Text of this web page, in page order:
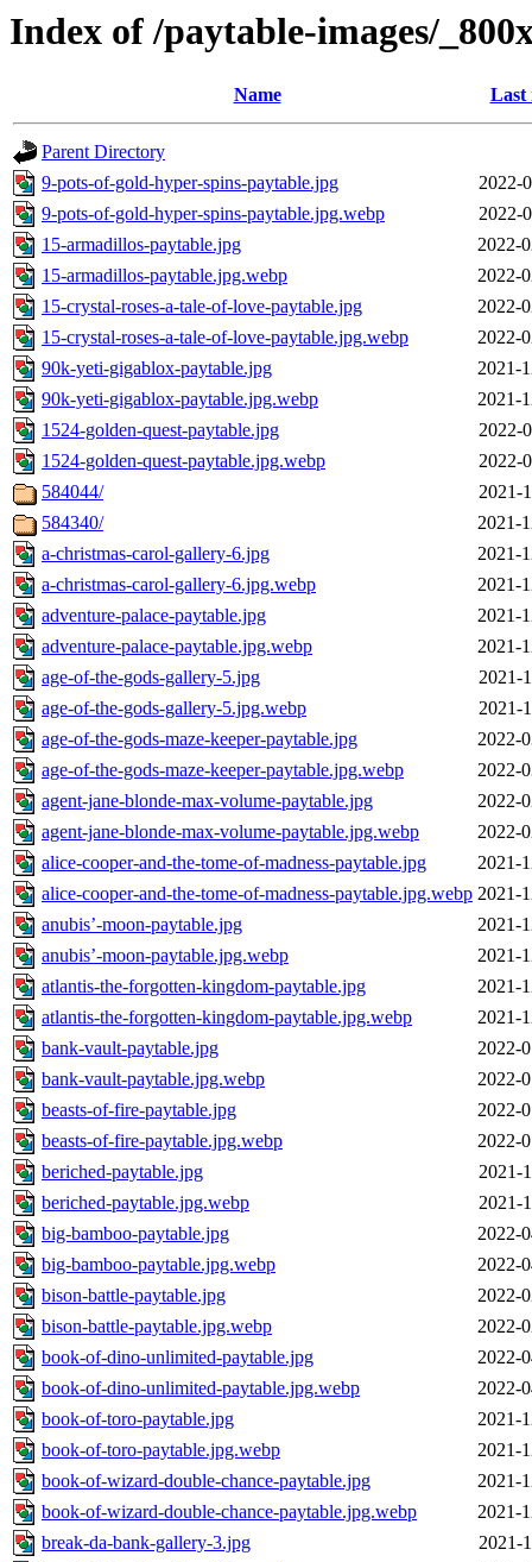
Index of /paytable-images/
Name Last
Parent Directory
9-pots-of-gold-hyper-spins-paytable.jpg
2022-
9-pots-of-gold-hyper-spins-paytable.jpg.webp
2022-
15-armadillos-paytable.jpg
2022-
15-armadillos-paytable.jpg.webp
2022-
15-crystal-roses-a-tale-of-love-paytable.jpg
2022-
15-crystal-roses-a-tale-of-love-paytable.jpg.webp
2022-
90k-yeti-gigablox-paytable.jpg
2021-
90k-yeti-gigablox-paytable.jpg.webp
2021-
1524-golden-quest-paytable.jpg
2022-
1524-golden-quest-paytable.jpg.webp
2022-
584044/
2021-
584340/
2021-
a-christmas-carol-gallery-6.jpg
2021-
a-christmas-carol-gallery-6.jpg.webp
2021-
adventure-palace-paytable.jpg
2021-
adventure-palace-paytable.jpg.webp
2021-
age-of-the-gods-gallery-5.jpg
2021-
age-of-the-gods-gallery-5.jpg.webp
2021-
age-of-the-gods-maze-keeper-paytable.jpg
2022-
age-of-the-gods-maze-keeper-paytable.jpg.webp
2022-
agent-jane-blonde-max-volume-paytable.jpg
2022-
agent-jane-blonde-max-volume-paytable.jpg.webp
2022-
alice-cooper-and-the-tome-of-madness-paytable.jpg
2021-
alice-cooper-and-the-tome-of-madness-paytable.jpg.webp 2021-
anubis’-moon-paytable.jpg
2021-
anubis’-moon-paytable.jpg.webp
2021-
atlantis-the-forgotten-kingdom-paytable.jpg
2021-
atlantis-the-forgotten-kingdom-paytable.jpg.webp
2021-
bank-vault-paytable.jpg
2022-
bank-vault-paytable.jpg.webp
2022-
beasts-of-fire-paytable.jpg
2022-
beasts-of-fire-paytable.jpg.webp
2022-
beriched-paytable.jpg
2021-
beriched-paytable.jpg.webp
2021-
big-bamboo-paytable.jpg
2022-
big-bamboo-paytable.jpg.webp
2022-
bison-battle-paytable.jpg
2022-
bison-battle-paytable.jpg.webp
2022-
book-of-dino-unlimited-paytable.jpg
2022-
book-of-dino-unlimited-paytable.jpg.webp
2022-
book-of-toro-paytable.jpg
2021-
book-of-toro-paytable.jpg.webp
2021-
book-of-wizard-double-chance-paytable.jpg
2021-
book-of-wizard-double-chance-paytable.jpg.webp
2021-
break-da-bank-gallery-3.jpg
2021-